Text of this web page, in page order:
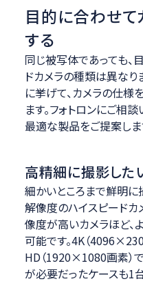
目的に合わせて
する
同じ被写体であっても、
ドカメラの種類は異なり
に挙げて、カメラの仕
ます。フォトロンにご相
最適な製品をご提案しま
高精細に撮影した
細かいところまで鮮明に
解像度のハイスピードカ
像度が高いカメラほど、
可能です。4K（
HD（1920×1080画素）
が必要だったケースも1